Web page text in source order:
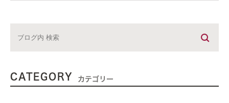
CATEGORY カテゴリー